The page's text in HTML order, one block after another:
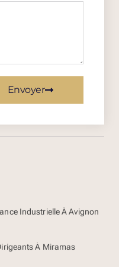
Envoyer
Industrielle À Avignon
À Miramas